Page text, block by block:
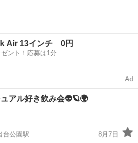
Air 13インチ 0円
ント！応募は1分
Ad
アル好き飲み会👽🪐🌍
台公園駅
8月7日